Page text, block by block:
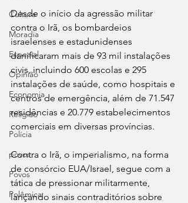
Cultura
Moradia
Especial
Opinião
Economia
Religião
Polícia
povos
Povos
Polêmica
Desde o início da agressão militar
contra o Irã, os bombardeios
israelenses e estadunidenses
danificaram mais de 93 mil instalações
civis, incluindo 600 escolas e 295
instalações de saúde, como hospitais e
centros de emergência, além de 71.547
residências e 20.779 estabelecimentos
comerciais em diversas províncias.
Contra o Irã, o imperialismo, na forma
de consórcio EUA/Israel, segue com a
tática de pressionar militarmente,
lançando sinais contraditórios sobre